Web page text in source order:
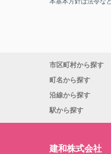
市区町村から探す
町名から探す
沿線から探す
駅から探す
建和株式会社